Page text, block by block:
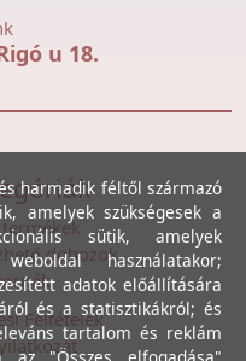
u 18.
dobozok
Feltételek
harmadik féltől származó
amelyek szükségesek a
sütik, amelyek
használatakor;
adatok előállítására
és a statisztikákról; és
tartalom és reklám